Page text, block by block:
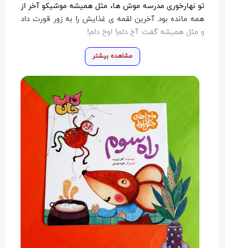
تو نهارخوری مدرسه موش ها، مثل همیشه موشیکو آخر از
همه مانده بود. آخرین لقمه ی غذایش را به زور قورت داد
و مثل همیشه گفت: آخ دلم! اوخ دلم!
مشاهده بیشتر